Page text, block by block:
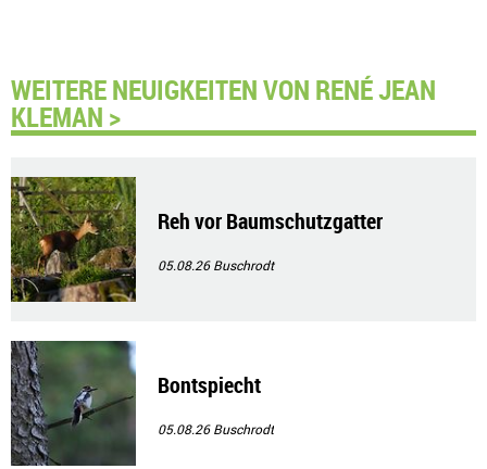
WEITERE NEUIGKEITEN VON RENÉ JEAN
KLEMAN >
Reh vor Baumschutzgatter
05.08.26Buschrodt
Bontspiecht
05.08.26Buschrodt